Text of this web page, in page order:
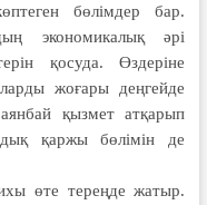
бөлімдер бар.
экономикалық әрі
қосуда. Өздеріне
жоғары деңгейде
қызмет атқарып
қаржы бөлімін де
өте тереңде жатыр.